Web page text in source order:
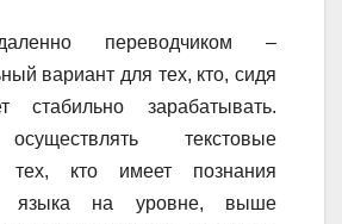
переводчиком –
вариант для тех, кто, сидя
стабильно зарабатывать.
текстовые
кто имеет познания
языка на уровне, выше